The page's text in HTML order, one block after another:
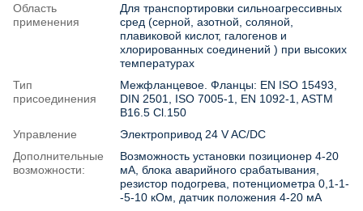
Область
применения
Для транспортировки сильноагрессивных
сред (серной, азотной, соляной,
плавиковой кислот, галогенов и
хлорированных соединений ) при высоких
температурах
Тип
присоединения
Межфланцевое. Фланцы: EN ISO 15493,
DIN 2501, ISO 7005-1, EN 1092-1, ASTM
B16.5 Cl.150
Управление
Электропривод 24 V AC/DC
Дополнительные
возможности:
Возможность установки позиционер 4-20
мА, блока аварийного срабатывания,
резистор подогрева, потенциометра 0,1-1-
-5-10 кОм, датчик положения 4-20 мА